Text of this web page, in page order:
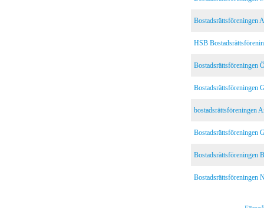
Bostadsrättsföreningen
HSB
Bostadsrättsföreningen
Bostadsrättsföreningen
bostadsrättsföreningen
Bostadsrättsföreningen
Bostadsrättsföreningen
Bostadsrättsföreningen